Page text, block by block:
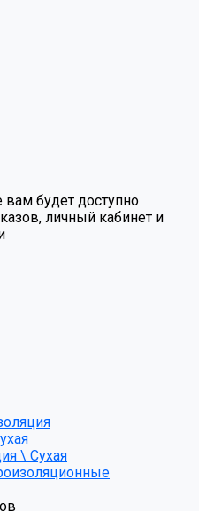
вам будет доступно
личный кабинет и
\ Сухая